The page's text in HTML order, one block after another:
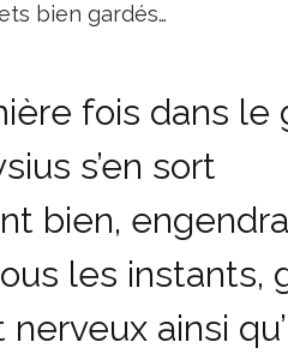
bien gardés…
fois dans le
s’en sort
bien,
les instants,
ainsi